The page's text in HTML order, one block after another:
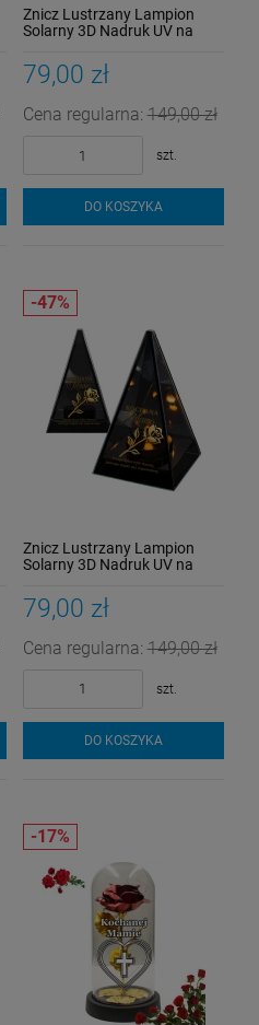
Znicz Lustrzany Lampion
Solarny 3D Nadruk UV na
79,00 zł
Cena regularna:149,00 zł
szt.
DO KOSZYKA
Znicz Lustrzany Lampion
Solarny 3D Nadruk UV na
79,00 zł
Cena regularna:149,00 zł
szt.
DO KOSZYKA